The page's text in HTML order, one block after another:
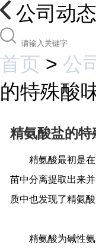
公司动态
首页 > 公
的特殊酸
精氨酸盐的特
精氨酸最初是在
苗中分离提取出来并
质中也发现了精氨酸
精氨酸为碱性